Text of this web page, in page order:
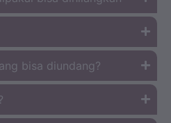
bisa diundang?